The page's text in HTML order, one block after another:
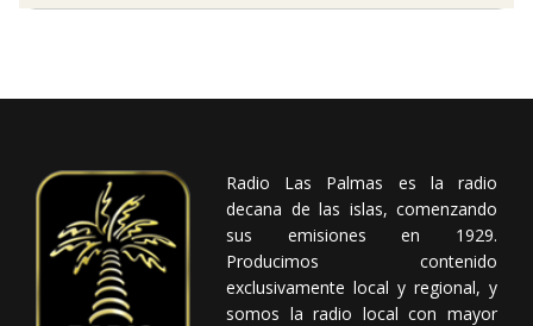
Radio Las Palmas es la radio
decana de las islas, comenzando
sus emisiones en 1929.
Producimos contenido
exclusivamente local y regional, y
somos la radio local con mayor